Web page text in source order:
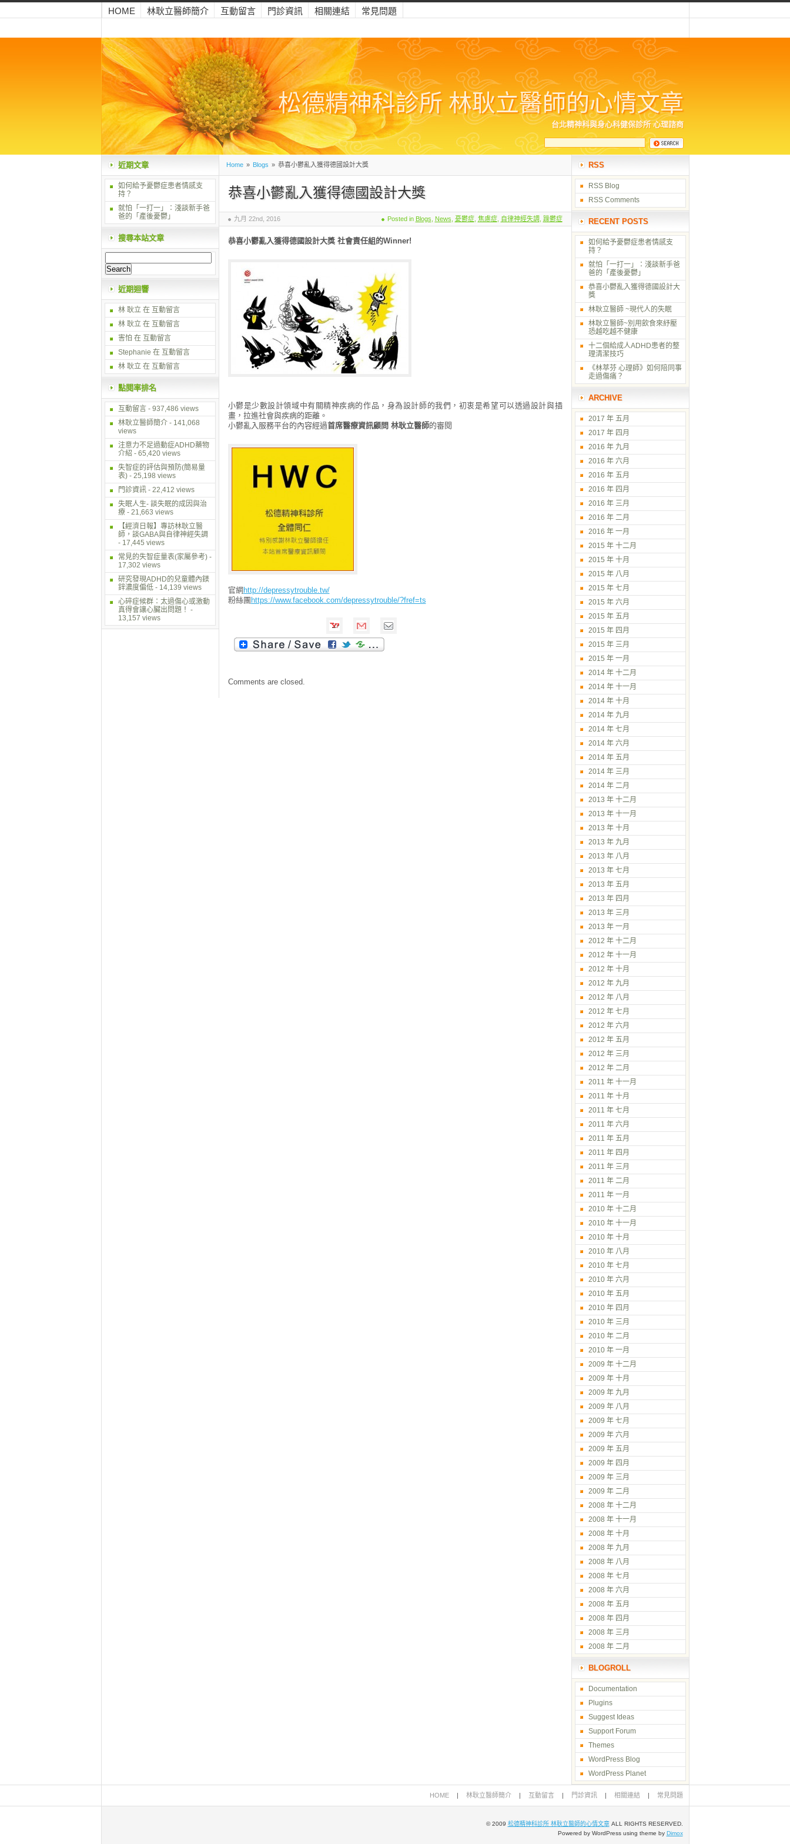
松德精神科診所 林耿立醫師的心情文章
台北精神科與身心科健保診所 心理諮商
HOME 林耿立醫師簡介 互動留言 門診資訊 相關連結 常見問題
Home » Blogs » 恭喜小鬱亂入獲得德國設計大獎
恭喜小鬱亂入獲得德國設計大獎
九月 22nd, 2016 Posted in Blogs News 憂鬱症, 焦慮症, 自律神經失調 躁鬱症
恭喜小鬱亂入獲得德國設計大獎 社會責任組的Winner!
小鬱是少數設計領域中有關精神疾病的作品，身為設計師的我們，初衷是希望可以透過設計與插
畫，拉進社會與疾病的距離。
小鬱亂入服務平台的內容經過首席醫療資訊顧問 林耿立醫師的審閱
官網 http://depressytrouble.tw/
粉絲團 https://www.facebook.com/depressytrouble/?fref=ts
Comments are closed.
近期文章
如何給予憂鬱症患者情感支
持？
就怕「一打一」：淺談新手爸
爸的「產後憂鬱」
搜尋本站文章
近期迴響
林 耿立在 互動留言
林 耿立在 互動留言
害怕 在 互動留言
Stephanie 在 互動留言
林 耿立在 互動留言
點閱率排名
互動留言- 937,486 views
林耿立醫師簡介- 141,068
views
注意力不足過動症ADHD藥物
介紹 - 65,420 views
失智症的評估與預防(簡易量
表)- 25,198 views
門診資訊- 22,412 views
失眠人生- 談失眠的成因與治
療- 21,663 views
【經濟日報】專訪林耿立醫
師，談GABA與自律神經失調
- 17,445 views
常見的失智症量表(家屬參考)-
17,302 views
研究發現ADHD的兒童體內鎂
鋅濃度偏低- 14,139 views
心碎症候群：太過傷心或激動
真得會讓心臟出問題！ -
13,157 views
RSS
RSS Blog
RSS Comments
RECENT POSTS
如何給予憂鬱症患者情感支
持？
就怕「一打一」：淺談新手爸
爸的「產後憂鬱」
恭喜小鬱亂入獲得德國設計大
獎
林耿立醫師 ~現代人的失眠
林耿立醫師~別用飲食來紓壓
恐越吃越不健康
十二個給成人ADHD患者的整
理清潔技巧
《林萃芬 心理師》如何陪同事
走過傷痛？
ARCHIVE
2017 年 五月
2017 年 四月
2016 年 九月
2016 年 六月
2016 年 五月
2016 年 四月
2016 年 三月
2016 年 二月
2016 年 一月
2015 年 十二月
2015 年 十月
2015 年 八月
2015 年 七月
2015 年 六月
2015 年 五月
2015 年 四月
2015 年 三月
2015 年 一月
2014 年 十二月
2014 年 十一月
2014 年 十月
2014 年 九月
2014 年 七月
2014 年 六月
2014 年 五月
2014 年 三月
2014 年 二月
2013 年 十二月
2013 年 十一月
2013 年 十月
2013 年 九月
2013 年 八月
2013 年 七月
2013 年 五月
2013 年 四月
2013 年 三月
2013 年 一月
2012 年 十二月
2012 年 十一月
2012 年 十月
2012 年 九月
2012 年 八月
2012 年 七月
2012 年 六月
2012 年 五月
2012 年 三月
2012 年 二月
2011 年 十一月
2011 年 十月
2011 年 七月
2011 年 六月
2011 年 五月
2011 年 四月
2011 年 三月
2011 年 二月
2011 年 一月
2010 年 十二月
2010 年 十一月
2010 年 十月
2010 年 八月
2010 年 七月
2010 年 六月
2010 年 五月
2010 年 四月
2010 年 三月
2010 年 二月
2010 年 一月
2009 年 十二月
2009 年 十月
2009 年 九月
2009 年 八月
2009 年 七月
2009 年 六月
2009 年 五月
2009 年 四月
2009 年 三月
2009 年 二月
2008 年 十二月
2008 年 十一月
2008 年 十月
2008 年 九月
2008 年 八月
2008 年 七月
2008 年 六月
2008 年 五月
2008 年 四月
2008 年 三月
2008 年 二月
BLOGROLL
Documentation
Plugins
Suggest Ideas
Support Forum
Themes
WordPress Blog
WordPress Planet
HOME | 林耿立醫師簡介 | 互動留言 | 門診資訊 | 相關連結 | 常見問題
© 2009 松德精神科診所 林耿立醫師的心情文章ALL RIGHTS RESERVED.
Powered by WordPress using theme by Dimox